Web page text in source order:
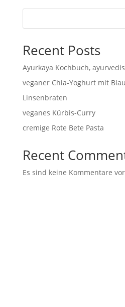
Recent Posts
Ayurkaya Kochbuch,
veganer Chia-Yoghurt mit
Linsenbraten
veganes Kürbis-Curry
cremige Rote Bete Pasta
Recent
Es sind keine Kommentare